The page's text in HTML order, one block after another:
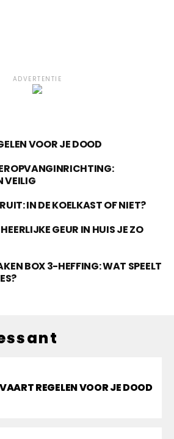
ADVERTENTIE
VOOR JE DOOD
VEILIG
IN DE KOELKAST OF NIET?
GEUR IN HUIS JE ZO
BOX 3-HEFFING: WAT SPEELT
REGELEN VOOR JE DOOD